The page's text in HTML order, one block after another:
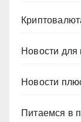
Новости для
Новости
Питаемся в